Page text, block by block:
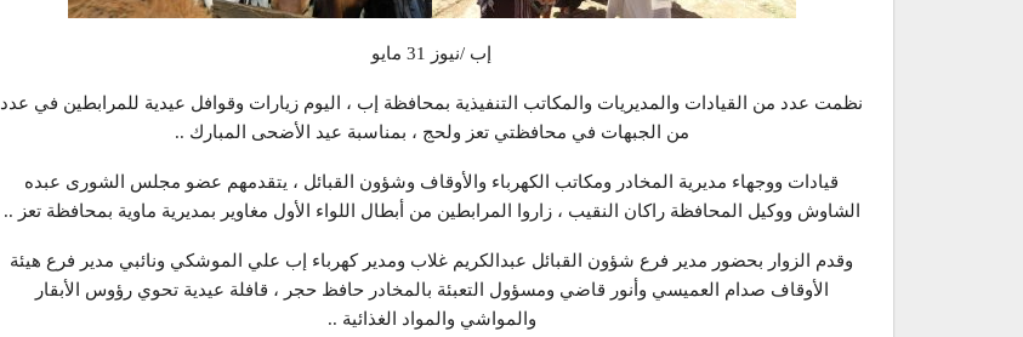
إب /نيوز 31 مايو
نظمت عدد من القيادات والمديريات والمكاتب التنفيذية بمحافظة إب ، اليوم زيارات وقوافل عيدية للمرابطين في عدد
من الجبهات في محافظتي تعز ولحج ، بمناسبة عيد الأضحى المبارك ..
قيادات ووجهاء مديرية المخادر ومكاتب الكهرباء والأوقاف وشؤون القبائل ، يتقدمهم عضو مجلس الشورى عبده
الشاوش ووكيل المحافظة راكان النقيب ، زاروا المرابطين من أبطال اللواء الأول مغاوير بمديرية ماوية بمحافظة تعز ..
وقدم الزوار بحضور مدير فرع شؤون القبائل عبدالكريم غلاب ومدير كهرباء إب علي الموشكي ونائبي مدير فرع هيئة
الأوقاف صدام العميسي وأنور قاضي ومسؤول التعبئة بالمخادر حافظ حجر ، قافلة عيدية تحوي رؤوس الأبقار
والمواشي والمواد الغذائية ..